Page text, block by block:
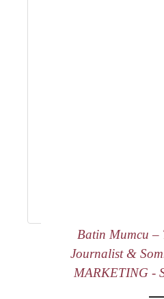
Batin Mumcu –
Journalist &
MARKETING -